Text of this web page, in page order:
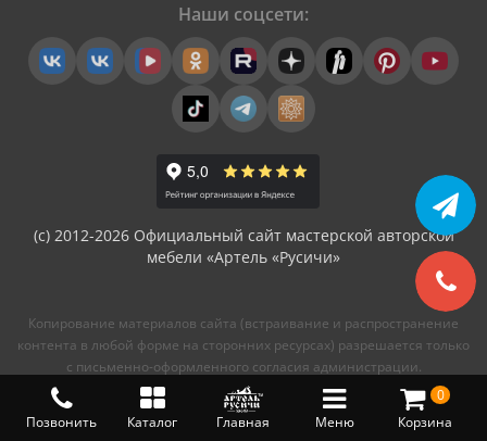
Меню
Позвонить Каталог Главная
0
Корзина
(с) 2012-2026 Официальный сайт мастерской авторской
мебели «Артель «Русичи»
Наши соцсети:
Копирование материалов сайта (встраивание и распространение
контента в любой форме на сторонних ресурсах) разрешается только
с письменно-оформленного согласия администрации.